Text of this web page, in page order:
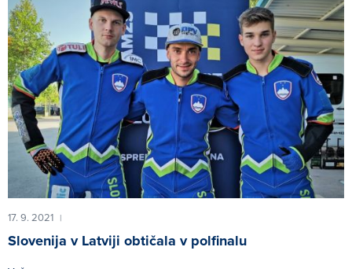
17. 9. 2021 |
Slovenija v Latviji obtičala v polfinalu